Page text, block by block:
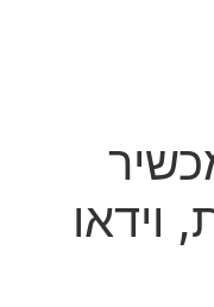
וידאו